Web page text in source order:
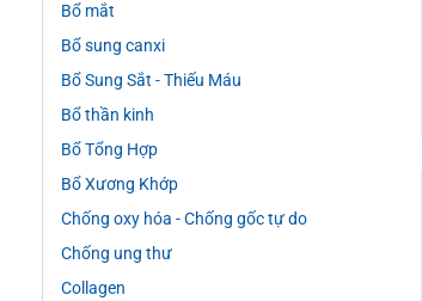
Bổ mắt
Bổ sung canxi
Bổ Sung Sắt - Thiếu Máu
Bổ thần kinh
Bổ Tổng Hợp
Bổ Xương Khớp
Chống oxy hóa - Chống gốc tự do
Chống ung thư
Collagen